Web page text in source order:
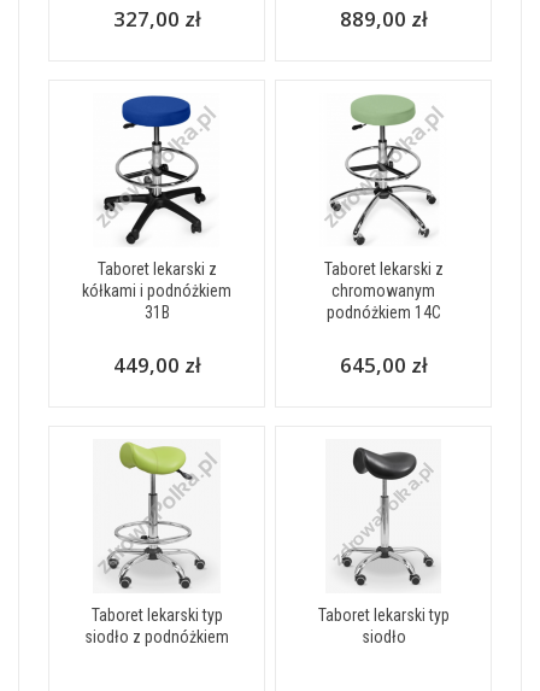
327,00 zł 889,00 zł
Taboret lekarski z
kółkami i podnóżkiem
31B
449,00 zł
Taboret lekarski z
chromowanym
podnóżkiem 14C
645,00 zł
Taboret lekarski typ
siodło z podnóżkiem
Taboret lekarski typ
siodło